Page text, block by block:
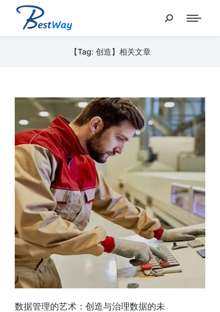
【Tag: 创造】相关文章
数据管理的艺术：创造与治理数据的未